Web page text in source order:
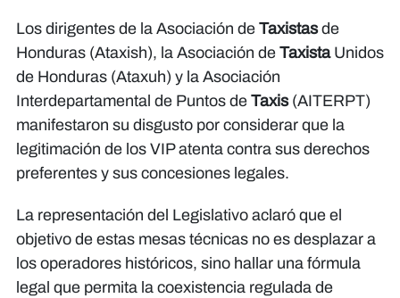
Los dirigentes de la Asociación de Taxistasde
Honduras (Ataxish), la Asociación de Taxista Unidos
de Honduras (Ataxuh) y la Asociación
Interdepartamental de Puntos de Taxis (AITERPT)
manifestaron su disgusto por considerar que la
legitimación de los VIP atenta contra sus derechos
preferentes y sus concesiones legales.
​La representación del Legislativo aclaró que el
objetivo de estas mesas técnicas no es desplazar a
los operadores históricos, sino hallar una fórmula
legal que permita la coexistencia regulada de